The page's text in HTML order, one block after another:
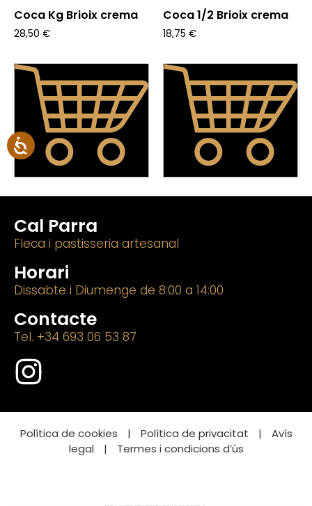
Coca Kg Brioix crema
28,50 €
Coca 1/2 Brioix crema
18,75 €
Cal Parra
Fleca i pastisseria artesanal
Horari
Dissabte i Diumenge de 8:00 a 14:00
Contacte
Tel. +34 693 06 53 87
Política de cookies | Política de privacitat |
Avís
legal
| Termes i condicions d’ús